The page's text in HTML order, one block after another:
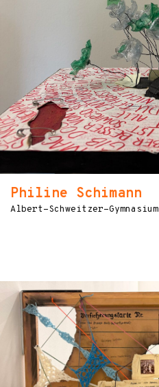
Philine Schimann
Albert-Schweitzer-Gymnasium